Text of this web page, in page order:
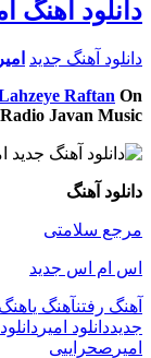
دانلود
دانلود آهنگ جدید
Raftan On
Radio Javan Music
دانلود آهنگ
مرجع سلامتی
اس ام اس جدید
آهنگ رفتنآهنگ ی
جدیددانلود امیر
امیر صحراییی